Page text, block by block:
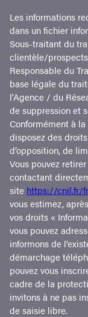
Les informations
dans un fichier
Sous-traitant du
clientèle/
Responsable du
base légale du
l'Agence / du
de suppression et
Conformément à
disposez des
d’opposition, de
Vous pouvez
contactant
site https://cnil.fr/fr
vous estimez,
vos droits «
vous pouvez
informons de
démarchage
pouvez vous
cadre de la
invitons à ne pas
de saisie libre.